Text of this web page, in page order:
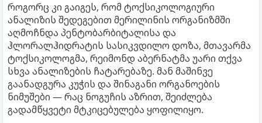
როგორც კი გაიგეს, რომ ტოქსიკოლოგიური
ანალიზის შედეგებით მერილინის ორგანიზმში
აღმოჩნდა პენტობარბიტალისა და
ჰლორალჰიდრატის სასიკვდილო დოზა, მთავარმა
ტოქსიკოლოგმა, რეიმონდ აბერნატმა უარი თქვა
სხვა ანალიზების ჩატარებაზე. მან მაშინვე
გაანადგურა კუჭის და შინაგანი ორგანოების
ნიმუშები — რაც ნოგუჩის აზრით, შეიძლება
გადამწყვეტი მტკიცებულება ყოფილიყო.